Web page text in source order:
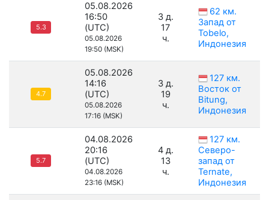
5.3
05.08.2026
16:50
(UTC)
05.08.2026
19:50 (MSK)
3 д.
17
ч.
62 км.
Запад от
Tobelo,
Индонезия
4.7
05.08.2026
14:16
(UTC)
05.08.2026
17:16 (MSK)
3 д.
19
ч.
127 км.
Восток от
Bitung,
Индонезия
5.7
04.08.2026
20:16
(UTC)
04.08.2026
23:16 (MSK)
4 д.
13
ч.
127 км.
Северо-
запад от
Ternate,
Индонезия